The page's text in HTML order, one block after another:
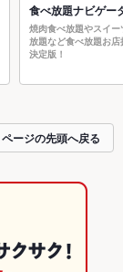
食べ放題ナビゲー
焼肉食べ放題やスイー
放題など食べ放題お店
決定版！
ページの先頭へ戻る